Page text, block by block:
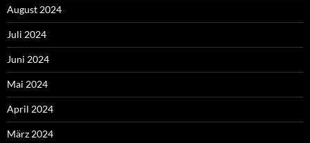
August 2024
Juli 2024
Juni 2024
Mai 2024
April 2024
März 2024